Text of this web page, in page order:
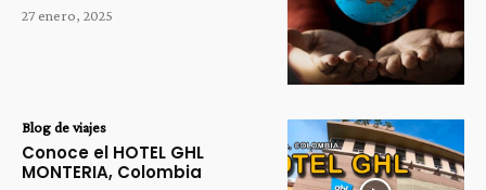
27 enero, 2025
Blog de viajes
Conoce el HOTEL GHL
MONTERIA, Colombia